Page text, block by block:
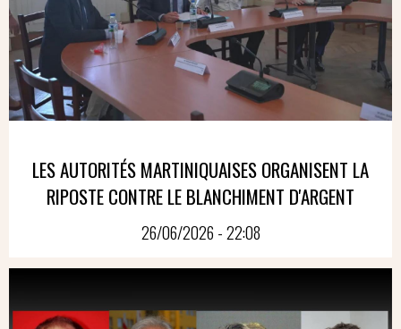
LES AUTORITÉS MARTINIQUAISES ORGANISENT LA
RIPOSTE CONTRE LE BLANCHIMENT D'ARGENT
26/06/2026 - 22:08